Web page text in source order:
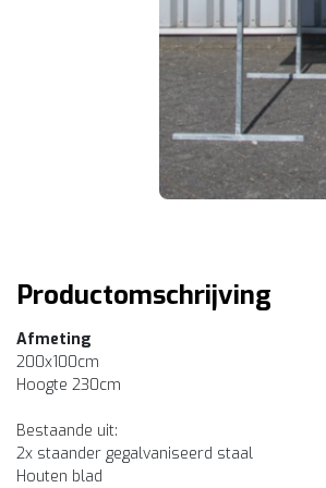
Productomschrijving
Afmeting
200x100cm
Hoogte 230cm
Bestaande uit:
2x staander gegalvaniseerd staal
Houten blad